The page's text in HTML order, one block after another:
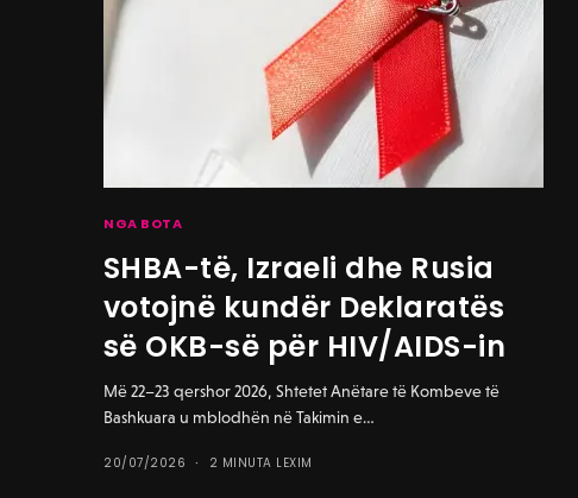
NGA BOTA
SHBA-të, Izraeli dhe Rusia
votojnë kundër Deklaratës
së OKB-së për HIV/AIDS-in
Më 22–23 qershor 2026, Shtetet Anëtare të Kombeve të
Bashkuara u mblodhën në Takimin e…
20/07/2026 2 MINUTA LEXIM